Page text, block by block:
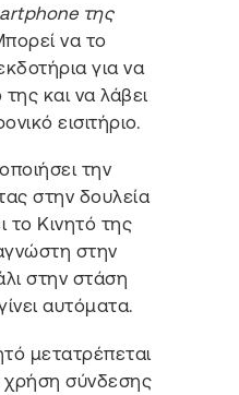
της
να το
για να
και να λάβει
εισιτήριο.
την
στην δουλεία
το Κινητό της
στην
στην στάση
αυτόματα.
μετατρέπεται
χρήση σύνδεσης